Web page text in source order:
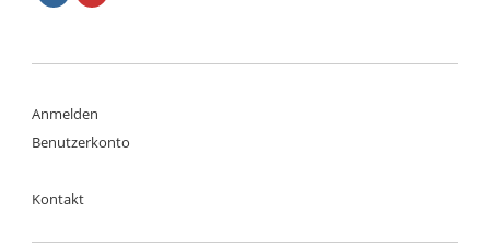
Anmelden
Benutzerkonto
Kontakt